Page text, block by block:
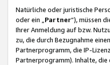
Natürliche oder juristische
oder ein „Partner“), müssen
Ihrer Anmeldung auf bzw.
zu, die durch Bezugnahme
Partnerprogramm, die IP-
Partnerprogramm). Inhalte, die